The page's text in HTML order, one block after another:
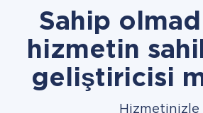
Sahip
hizmetin
geliştiricisi
Hizmetinizle